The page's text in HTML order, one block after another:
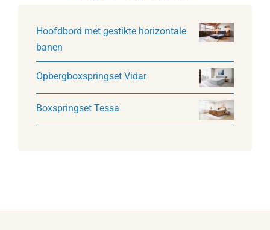
Hoofdbord met gestikte horizontale
banen
Opbergboxspringset Vidar
Boxspringset Tessa